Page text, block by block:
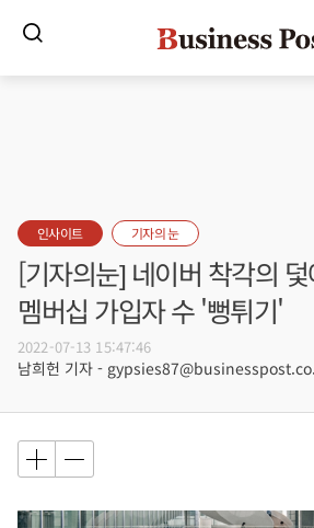
인사이트 기자의 눈
[기자의눈] 네이버 착각의
멤버십 가입자 수 '뻥튀기'
2022-07-13 15:47:46
남희헌 기자 -